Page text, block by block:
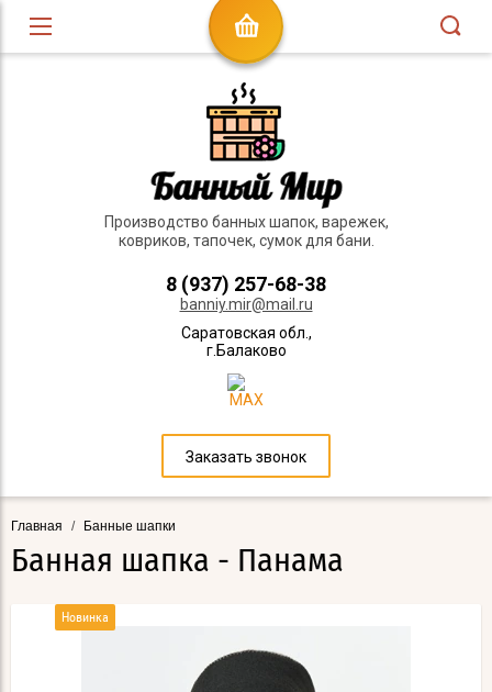
Производство банных шапок, варежек,
ковриков, тапочек, сумок для бани.
Саратовская обл.,
г.Балаково
8 (937) 257-68-38
banniy.mir@mail.ru
Заказать звонок
Главная / Банные шапки
Банная шапка - Панама
Новинка